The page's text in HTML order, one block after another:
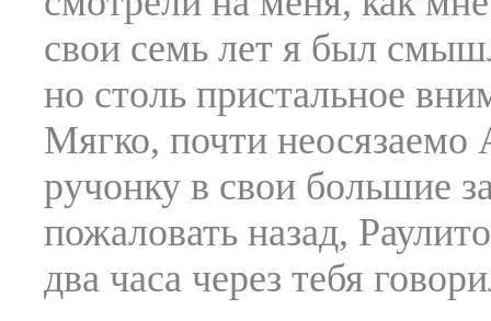
свои семь лет я был
но столь пристальное
Мягко, почти
ручонку в свои большие
пожаловать назад,
два часа через тебя